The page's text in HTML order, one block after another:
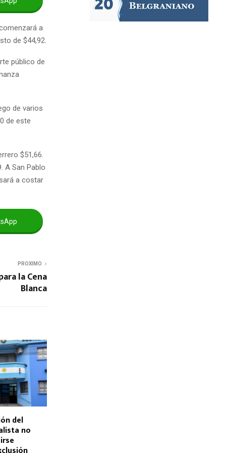
a
de $44,92.
público de
de varios
de este
$51,66.
A San Pablo
a costar
PROXIMO
la Cena
Blanca
del
no